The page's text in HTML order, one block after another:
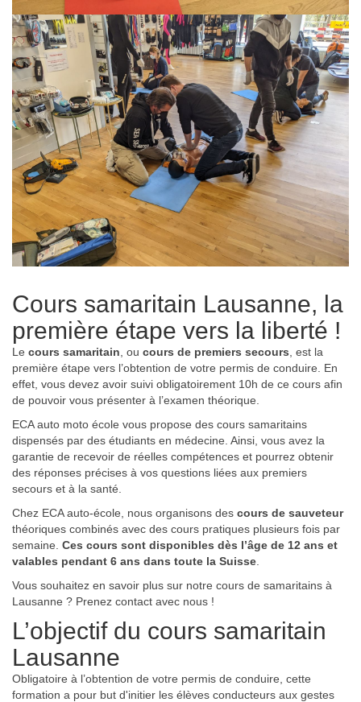
Cours samaritain Lausanne, la
première étape vers la liberté !
Le cours samaritain , ou cours de premiers secours , est la
première étape vers l’obtention de votre permis de conduire. En
effet, vous devez avoir suivi obligatoirement 10h de ce cours afin
de pouvoir vous présenter à l’examen théorique.
ECA auto moto école vous propose des cours samaritains
dispensés par des étudiants en médecine. Ainsi, vous avez la
garantie de recevoir de réelles compétences et pourrez obtenir
des réponses précises à vos questions liées aux premiers
secours et à la santé.
Chez ECA auto-école, nous organisons des cours de sauveteur
théoriques combinés avec des cours pratiques plusieurs fois par
semaine. Ces cours sont disponibles dès l’âge de 12 ans et
valables pendant 6 ans dans toute la Suisse
Vous souhaitez en savoir plus sur notre cours de samaritains à
Lausanne ? Prenez contact avec nous !
L’objectif du cours samaritain
Lausanne
Obligatoire à l’obtention de votre permis de conduire, cette
formation a pour but d'initier les élèves conducteurs aux gestes